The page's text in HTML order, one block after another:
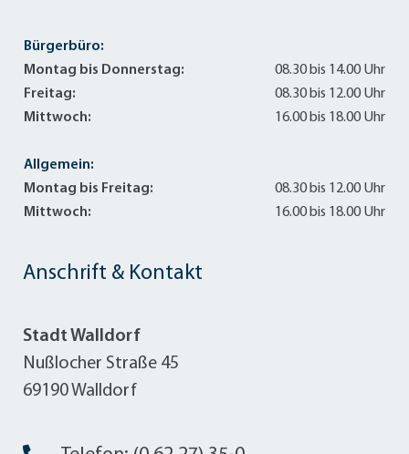
Anschrift & Kontakt
Stadt Walldorf
Nußlocher Straße 45
69190 Walldorf
Bürgerbüro:
Montag bis Donnerstag:
08.30 bis 14.00 Uhr
Freitag:
08.30 bis 12.00 Uhr
Mittwoch:
16.00 bis 18.00 Uhr
Allgemein:
Montag bis Freitag:
08.30 bis 12.00 Uhr
Mittwoch:
16.00 bis 18.00 Uhr